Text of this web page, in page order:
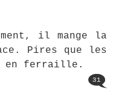
il mange la
Pires que les
en ferraille.
31